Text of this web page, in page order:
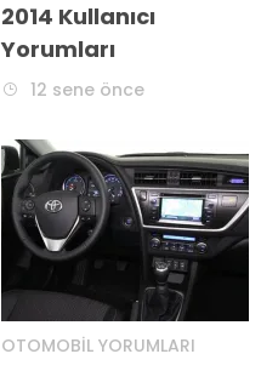
2014 Kullanıcı
Yorumları
12 sene önce
OTOMOBIL YORUMLARI